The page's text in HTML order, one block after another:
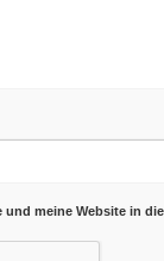
und meine Website in